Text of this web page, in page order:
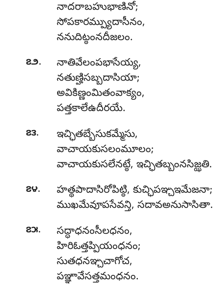
నాదరాబహుభాణినో;
సోపకారమ్ప్యుదాసీనం,
ననుదిట్ఠంనదీజలం.
౭౨.
నాతివేలంపభాసేయ్య,
నతుణ్హిసబ్బదాసియా;
అవికిణ్ణంమితంవాక్యం,
పత్తకాలేఉదీరయే.
౭౩.
ఇచ్ఛితబ్బేసుకమ్మేసు,
వాచాయకుసలంమూలం;
వాచాయకుసలేనట్ఠే, ఇచ్ఛితబ్బంనసిజ్ఝతి.
౭౪.
హత్థపాదాసిరోపిట్ఠి, కుచ్ఛిపఞ్చఇమేజనా;
ముఖమేవూపసేవన్తి, సదావఅనుసాసితా.
౭౫. సద్ధాధనంసీలధనం,
హిరిఓత్తప్పియంధనం;
సుతధనఞ్చచాగోచ,
పఞ్ఞావేసత్తమంధనం.